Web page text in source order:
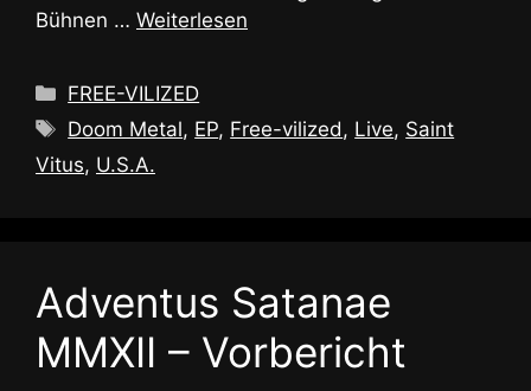
Bühnen … Weiterlesen
Kategorien
FREE-VILIZED
Schlagwörter
Doom Metal, EP, Free-vilized, Live, Saint
Vitus, U.S.A.
Adventus Satanae
MMXII – Vorbericht